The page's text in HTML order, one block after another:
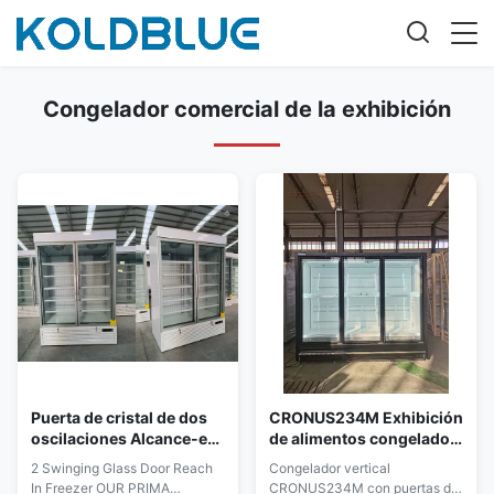
Congelador comercial de la exhibición
Puerta de cristal de dos
oscilaciones Alcance-en
los congeladores de la
expendidora automática
2 Swinging Glass Door Reach
In Freezer OUR PRIMA
CRONUS234M Exhibición
de alimentos congelados
de supermercado
eficiente Refrigerador
Congelador vertical
CRONUS234M con puertas de